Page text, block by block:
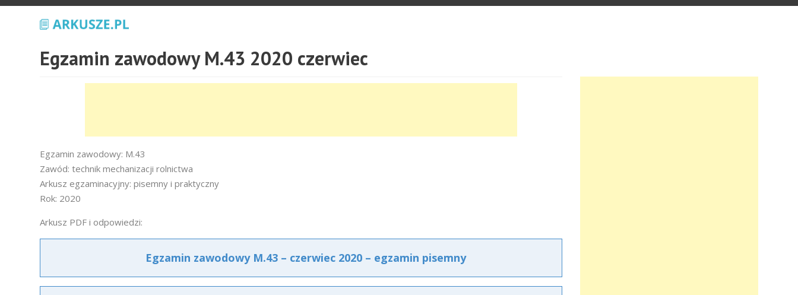
Egzamin zawodowy M.43 2020 czerwiec
Egzamin zawodowy: M.43
Zawód: technik mechanizacji rolnictwa
Arkusz egzaminacyjny: pisemny i praktyczny
Rok: 2020
Arkusz PDF i odpowiedzi:
Egzamin zawodowy M.43 – czerwiec 2020 – egzamin pisemny